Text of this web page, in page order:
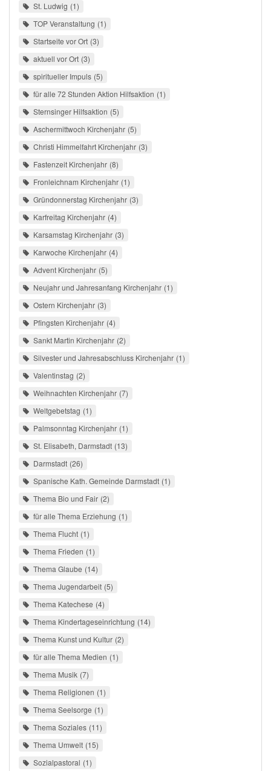
St. Ludwig 1
TOP Veranstaltung 1
Startseite vor Ort 3
aktuell vor Ort 3
spiritueller Impuls 5
für alle 72 Stunden Aktion Hilfsaktion 1
Sternsinger Hilfsaktion 5
Aschermittwoch Kirchenjahr 5
Christi Himmelfahrt Kirchenjahr 3
Fastenzeit Kirchenjahr 8
Fronleichnam Kirchenjahr 1
Gründonnerstag Kirchenjahr 3
Karfreitag Kirchenjahr 4
Karsamstag Kirchenjahr 3
Karwoche Kirchenjahr 4
Advent Kirchenjahr 5
Neujahr und Jahresanfang Kirchenjahr 1
Ostern Kirchenjahr 3
Pfingsten Kirchenjahr 4
Sankt Martin Kirchenjahr 2
Silvester und Jahresabschluss Kirchenjahr 1
Valentinstag 2
Weihnachten Kirchenjahr 7
Weltgebetstag 1
Palmsonntag Kirchenjahr 1
St. Elisabeth, Darmstadt 13
Darmstadt 26
Spanische Kath. Gemeinde Darmstadt 1
Thema Bio und Fair 2
für alle Thema Erziehung 1
Thema Flucht 1
Thema Frieden 1
Thema Glaube 14
Thema Jugendarbeit 5
Thema Katechese 4
Thema Kindertageseinrichtung 14
Thema Kunst und Kultur 2
für alle Thema Medien 1
Thema Musik 7
Thema Religionen 1
Thema Seelsorge 1
Thema Soziales 11
Thema Umwelt 15
Sozialpastoral 1